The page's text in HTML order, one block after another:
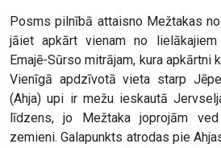
Posms pilnībā attaisno Mežtakas
jāiet apkārt vienam no
Emajē-Sūrso mitrājam, kura apkārtni
Vienīgā apdzīvotā vieta starp
(Ahja) upi ir mežu ieskautā
līdzens, jo Mežtaka joprojām
zemieni. Galapunkts atrodas pie